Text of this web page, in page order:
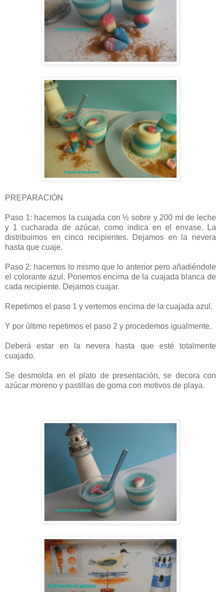
PREPARACIÓN
Paso 1: hacemos la cuajada con ½ sobre y 200 ml de leche
y 1 cucharada de azúcar, como indica en el envase. La
distribuimos en cinco recipientes. Dejamos en la nevera
hasta que cuaje.
Paso 2: hacemos lo mismo que lo anterior pero añadiéndole
el colorante azul. Ponemos encima de la cuajada blanca de
cada recipiente. Dejamos cuajar.
Repetimos el paso 1 y vertemos encima de la cuajada azul.
Y por último repetimos el paso 2 y procedemos igualmente.
Deberá estar en la nevera hasta que esté totalmente
cuajado.
Se desmolda en el plato de presentación, se decora con
azúcar moreno y pastillas de goma con motivos de playa.